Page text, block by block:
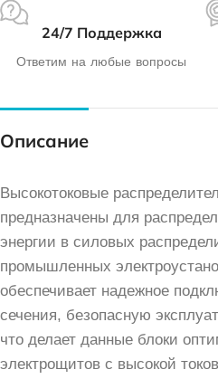
24/7 Поддержка
Ответим на любые вопросы
Описание
Высокотоковые
предназначены для
энергии в силовых
промышленных
обеспечивает надежное
сечения, безопасную
что делает данные блоки
электрощитов с высокой